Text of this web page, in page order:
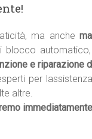
ma anche
blocco
e riparazione
per
altre.